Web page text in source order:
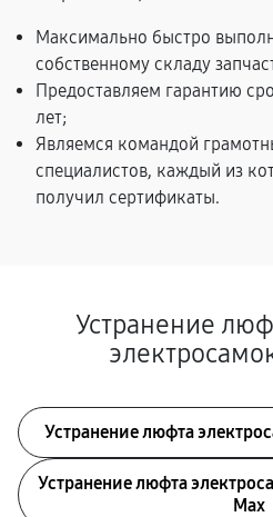
Максимально быстро
собственному складу
Предоставляем гарантию
лет;
Являемся командой
специалистов, каждый из
получил сертификаты.
Устранение
Устранение люфта
Устранение люфта
Max